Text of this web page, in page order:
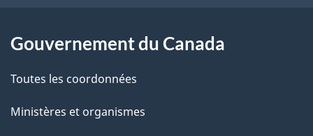
a
g
e
a
t
i
Gouvernement du Canada
Toutes les coordonnées
Ministères et organismes